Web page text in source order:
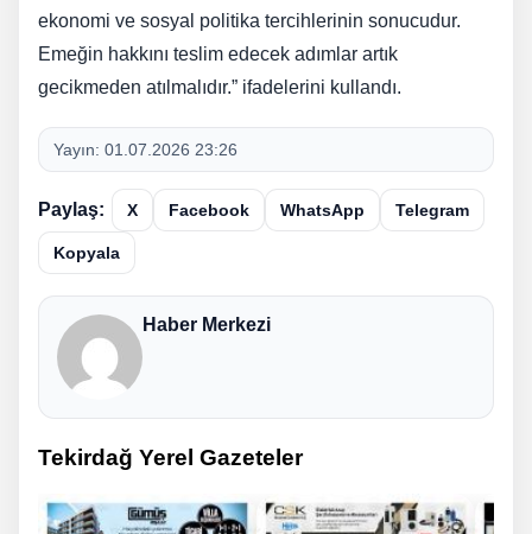
ekonomi ve sosyal politika tercihlerinin sonucudur.
Emeğin hakkını teslim edecek adımlar artık
gecikmeden atılmalıdır.” ifadelerini kullandı.
Yayın: 01.07.2026 23:26
Paylaş: X Facebook WhatsApp Telegram
Kopyala
Haber Merkezi
Tekirdağ Yerel Gazeteler